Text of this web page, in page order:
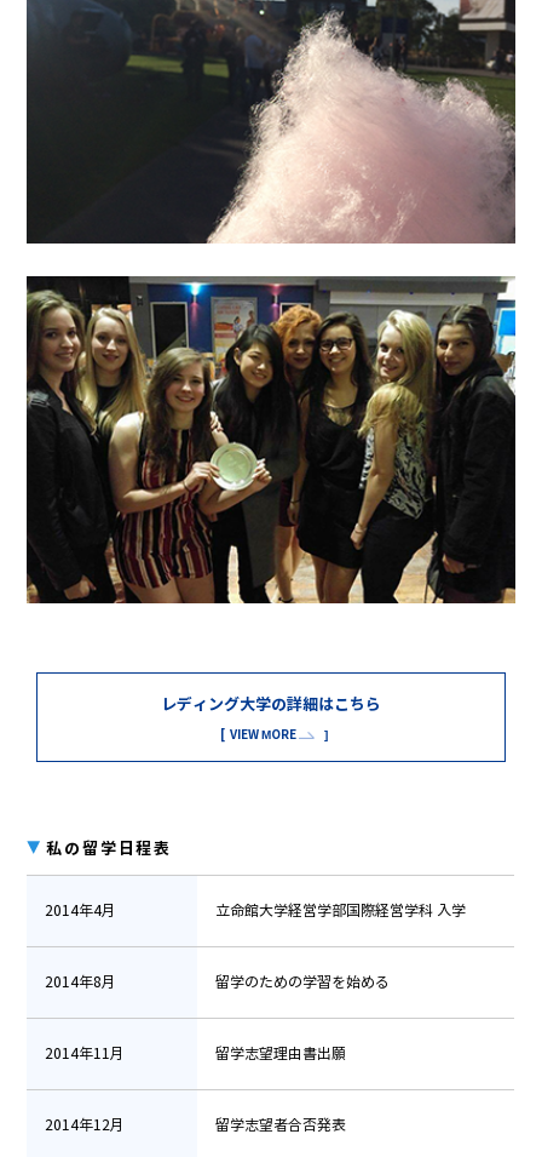
レディング大学の詳細はこちら
VIEW MORE
▼ 私の留学日程表
2014年4月 立命館大学経営学部国際経営学科 入学
2014年8月 留学のための学習を始める
2014年11月 留学志望理由書出願
2014年12月 留学志望者合否発表